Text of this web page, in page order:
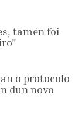
tamén foi
o protocolo
dun novo